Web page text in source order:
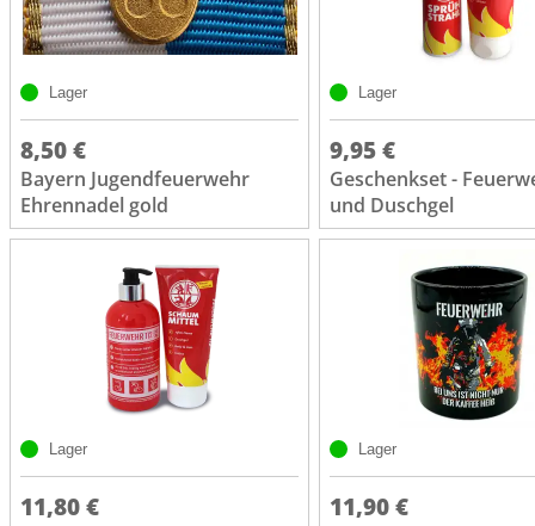
Lager
8,50 €
Bayern Jugendfeuerwehr
Ehrennadel gold
Lager
9,95 €
Geschenkset -
und Duschgel
Lager
11,80 €
Lager
11,90 €